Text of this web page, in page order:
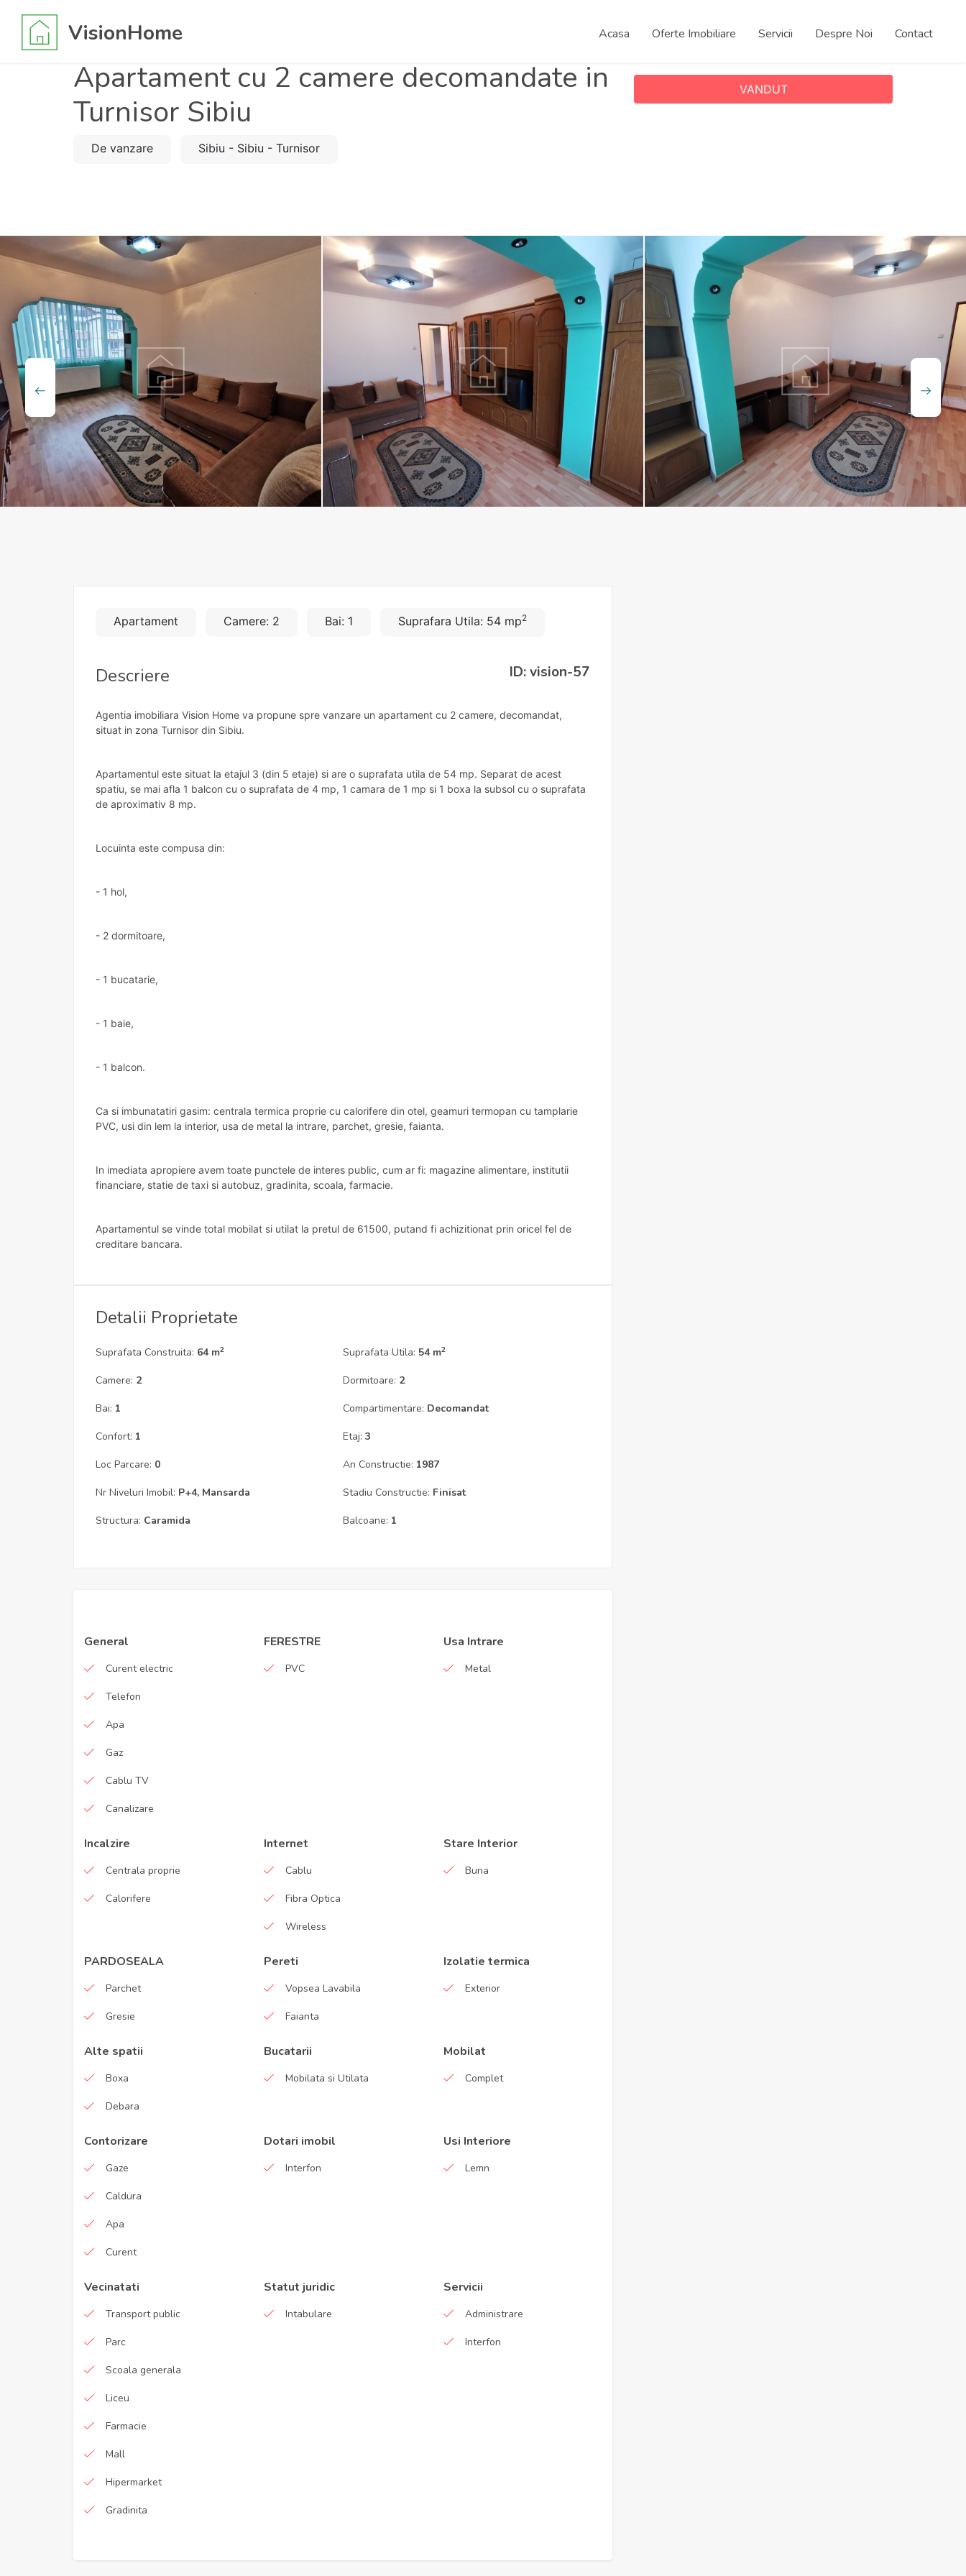
VisionHome Acasa Oferte Imobiliare Servicii Despre Noi Contact
Apartament cu 2 camere decomandate in
Turnisor Sibiu
De vanzare Sibiu - Sibiu - Turnisor
VANDUT
Apartament Camere: 2 Bai: 1 Suprafara Utila: 54 mp2
Descriere ID: vision-57
Agentia imobiliara Vision Home va propune spre vanzare un apartament cu 2 camere, decomandat,
situat in zona Turnisor din Sibiu.
Apartamentul este situat la etajul 3 (din 5 etaje) si are o suprafata utila de 54 mp. Separat de acest
spatiu, se mai afla 1 balcon cu o suprafata de 4 mp, 1 camara de 1 mp si 1 boxa la subsol cu o suprafata
de aproximativ 8 mp.
Locuinta este compusa din:
- 1 hol,
- 2 dormitoare,
- 1 bucatarie,
- 1 baie,
- 1 balcon.
Ca si imbunatatiri gasim: centrala termica proprie cu calorifere din otel, geamuri termopan cu tamplarie
PVC, usi din lem la interior, usa de metal la intrare, parchet, gresie, faianta.
In imediata apropiere avem toate punctele de interes public, cum ar fi: magazine alimentare, institutii
financiare, statie de taxi si autobuz, gradinita, scoala, farmacie.
Apartamentul se vinde total mobilat si utilat la pretul de 61500, putand fi achizitionat prin oricel fel de
creditare bancara.
Detalii Proprietate
Suprafata Construita: 64 m2 Suprafata Utila: 54 m2
Camere: 2 Dormitoare: 2
Bai: 1 Compartimentare: Decomandat
Confort: 1 Etaj: 3
Loc Parcare: 0 An Constructie: 1987
Nr Niveluri Imobil: P+4, Mansarda Stadiu Constructie: Finisat
Structura: Caramida Balcoane: 1
General
Curent electric
Telefon
Apa
Gaz
Cablu TV
Canalizare
FERESTRE
PVC
Usa Intrare
Metal
Incalzire
Centrala proprie
Calorifere
Internet
Cablu
Fibra Optica
Wireless
Stare Interior
Buna
PARDOSEALA
Parchet
Gresie
Pereti
Vopsea Lavabila
Faianta
Izolatie termica
Exterior
Alte spatii
Boxa
Debara
Bucatarii
Mobilata si Utilata
Mobilat
Complet
Contorizare
Gaze
Caldura
Apa
Curent
Dotari imobil
Interfon
Usi Interiore
Lemn
Vecinatati
Transport public
Parc
Scoala generala
Liceu
Farmacie
Mall
Hipermarket
Gradinita
Statut juridic
Intabulare
Servicii
Administrare
Interfon